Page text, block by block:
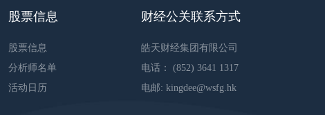
股票信息
股票信息
分析师名单
活动日历
财经公关联系方式
皓天财经集团有限公司
电话： (852) 3641 1317
电邮: kingdee@wsfg.hk